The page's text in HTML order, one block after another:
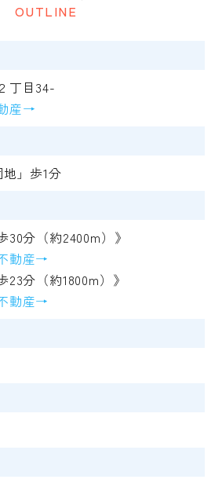
OUTLINE
丁目34-
産→
」歩1分
分（約2400m）》
動産→
分（約1800m）》
動産→